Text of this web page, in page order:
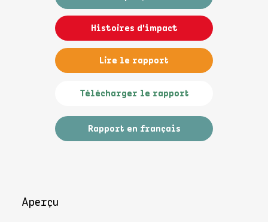
Histoires d'impact
Lire le rapport
Télécharger le rapport
Rapport en français
Aperçu